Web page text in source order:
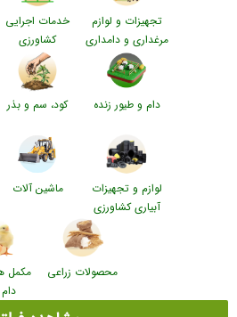
تجهیزات و لوازم
مرغداری و دامداری
خدمات اجرایی
کشاورزی
دام و طیور زنده کود، سم و بذر
لوازم و تجهیزات
آبیاری کشاورزی
ماشین آلات
محصولات زراعی
مکمل